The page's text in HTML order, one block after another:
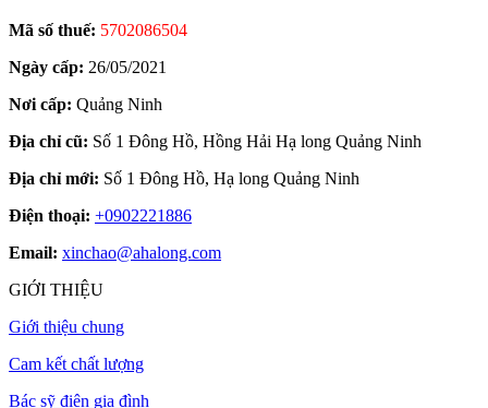
Mã số thuế: 5702086504
Ngày cấp: 26/05/2021
Nơi cấp: Quảng Ninh
Địa chỉ cũ: Số 1 Đông Hồ, Hồng Hải Hạ long Quảng Ninh
Địa chỉ mới: Số 1 Đông Hồ, Hạ long Quảng Ninh
Điện thoại: +0902221886
Email: xinchao@ahalong.com
GIỚI THIỆU
Giới thiệu chung
Cam kết chất lượng
Bác sỹ điện gia đình